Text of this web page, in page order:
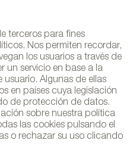
terceros para fines
Nos permiten recordar,
los usuarios a través de
un servicio en base a la
Algunas de ellas
en países cuya legislación
de protección de datos.
sobre nuestra política
las cookies pulsando el
o rechazar su uso clicando
(+34) 913 497 100 |